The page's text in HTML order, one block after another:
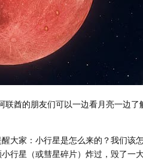
酋的朋友们可以一边看月亮一边了
大家：小行星是怎么来的？我们该
行星（或彗星碎片）炸过，毁了一大